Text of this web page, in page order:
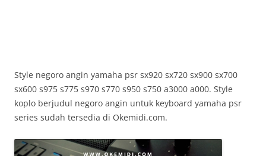
Style negoro angin yamaha psr sx920 sx720 sx900 sx700
sx600 s975 s775 s970 s770 s950 s750 a3000 a000. Style
koplo berjudul negoro angin untuk keyboard yamaha psr
series sudah tersedia di Okemidi.com.